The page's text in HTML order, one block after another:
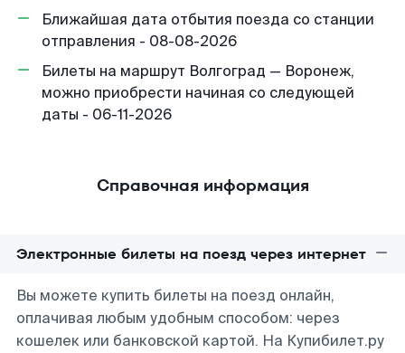
Ближайшая дата отбытия поезда со станции
отправления - 08-08-2026
Билеты на маршрут Волгоград — Воронеж,
можно приобрести начиная со следующей
даты - 06-11-2026
Справочная информация
Электронные билеты на поезд через интернет
Вы можете купить билеты на поезд онлайн,
оплачивая любым удобным способом: через
кошелек или банковской картой. На Купибилет.ру